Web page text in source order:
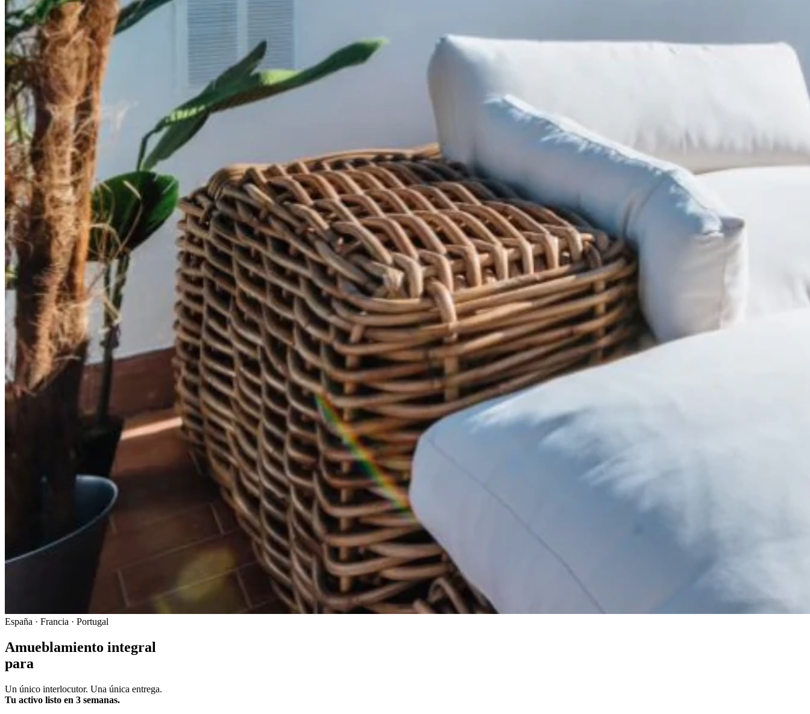
España · Francia · Portugal
Amueblamiento integral
para
Un único interlocutor. Una única entrega.
Tu activo listo en 3 semanas.